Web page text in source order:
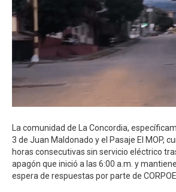
La comunidad de La Concordia,
3 de Juan Maldonado y el Pasaje El MOP,
horas consecutivas sin servicio eléctrico
apagón que inició a las 6:00 a.m. y
espera de respuestas por parte de